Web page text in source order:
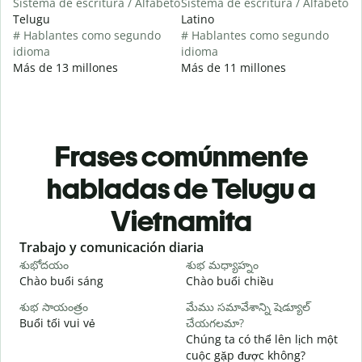
Telugu
# Hablantes como segundo
idioma
Más de 13 millones
Latino
# Hablantes como segundo
idioma
Más de 11 millones
Frases comúnmente
habladas de Telugu a
Vietnamita
Slide 1 of 6
Trabajo y comunicación diaria
శుభోదయం
Chào buổi sáng
శుభ మధ్యాహ్నం
Chào buổi chiều
శుభ సాయంత్రం
Buổi tối vui vẻ
మేము సమావేశాన్ని షెడ్యూల్
చేయగలమా?
Chúng ta có thể lên lịch một
cuộc gặp được không?